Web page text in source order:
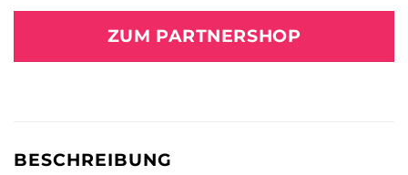
ZUM PARTNERSHOP
BESCHREIBUNG